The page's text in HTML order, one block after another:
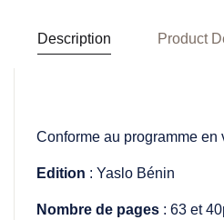
Description Product
Conforme au programme en
Edition : Yaslo Bénin
Nombre de pages : 63 et